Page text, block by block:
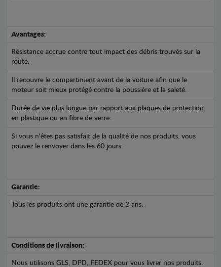
Avantages:
Résistance accrue contre tout impact des débris trouvés sur la
route.
Il recouvre le compartiment avant de la voiture afin que le
moteur soit mieux protégé contre la poussière et la saleté.
Durée de vie plus longue par rapport aux plaques de protection
en plastique ou en fibre de verre.
Si vous n'êtes pas satisfait de la qualité de nos produits, vous
pouvez le renvoyer dans les 60 jours.
Garantie:
Tous les produits ont une garantie de 2 ans.
Conditions de livraison:
Nous utilisons GLS, DPD, FEDEX pour vous livrer nos produits.